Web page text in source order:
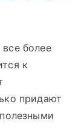
более
к
придают